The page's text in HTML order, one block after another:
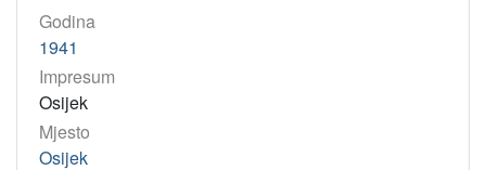
Godina
1941
Impresum
Osijek
Mjesto
Osijek